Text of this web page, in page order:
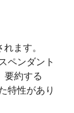
ます。
ペンダント
要約する
特性があり